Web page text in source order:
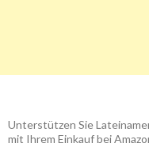
Unterstützen Sie
mit Ihrem Einkauf bei